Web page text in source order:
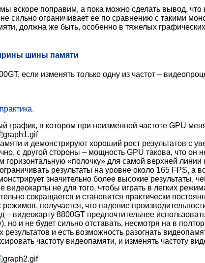
вскоре поправим, а пока можно сделать вывод, что
ограничивает ее по сравнению с такими
должна же быть, особенно в тяжелых
шины памяти
если изменять только одну из частот –
в котором при неизменной частоте GPU
и демонстрируют хороший рост результатов с
с другой стороны – мощность GPU такова, что он
«полочку» для самой верхней линии
результаты на уровне около 165 FPS, а
значительно более высокие результаты,
не для того, чтобы играть в легких
сокращается и становится практически
получается, что падение
8800GT предпочтительнее
но и не будет сильно отставать, несмотря на в
и есть возможность разогнать
частоту видеопамяти, и изменять частоту